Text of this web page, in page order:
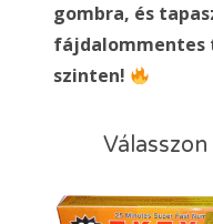
gombra, és
fájdalommentes
szinten!